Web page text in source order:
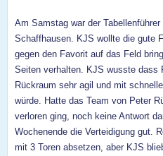
Am Samstag war der
Schaffhausen. KJS wollte die gute
gegen den Favorit auf das Feld
Seiten verhalten. KJS wusste dass
Rückraum sehr agil und mit
würde. Hatte das Team von Peter
verloren ging, noch keine Antwort
Wochenende die Verteidigung gut.
mit 3 Toren absetzen, aber KJS